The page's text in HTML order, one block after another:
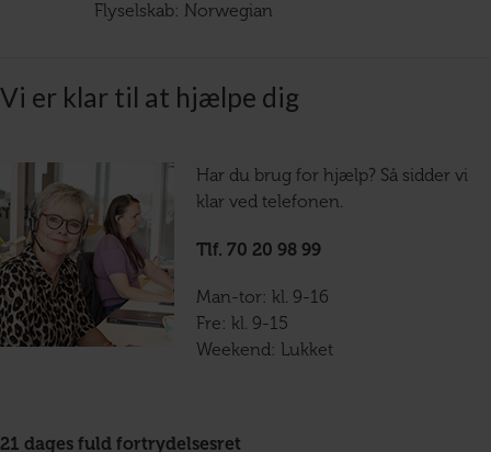
Flyselskab: Norwegian
Vi er klar til at hjælpe dig
Har du brug for hjælp? Så sidder vi
klar ved telefonen.
Tlf. 70 20 98 99
Man-tor: kl. 9-16
Fre: kl. 9-15
Weekend: Lukket
21 dages fuld fortrydelsesret